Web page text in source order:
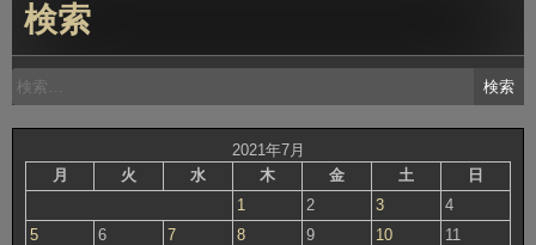
検索
検
索:
2021年7月
月
火 水 木 金 土 日
1 2 3
4
5
6 7 8 9 10
11